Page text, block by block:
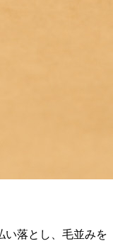
い落とし、毛並みを